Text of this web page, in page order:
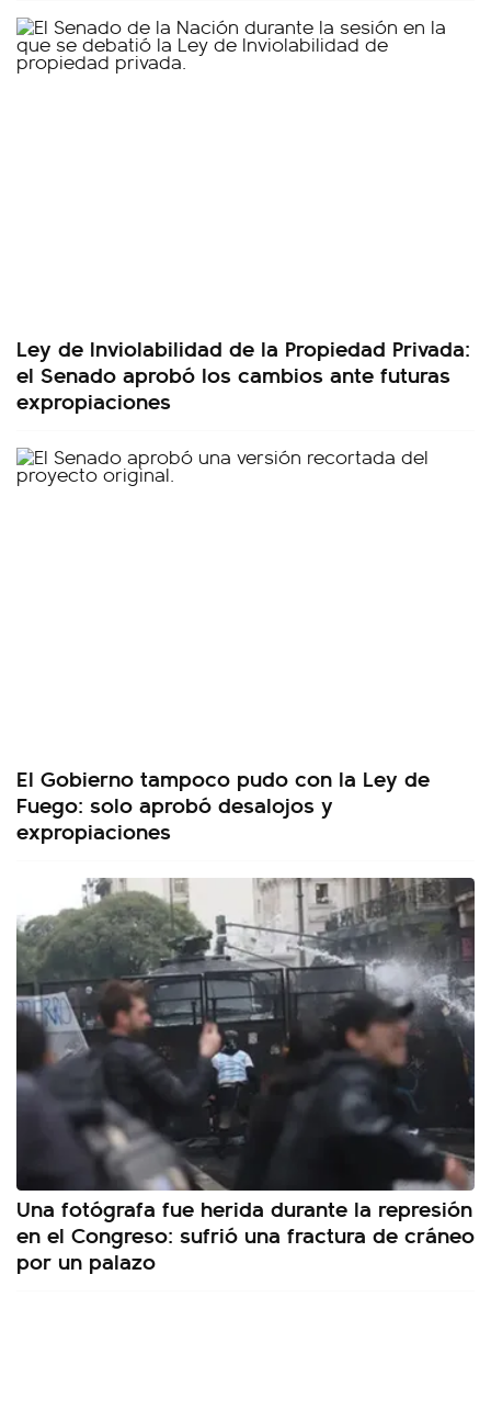
Ley de Inviolabilidad de la Propiedad Privada:
el Senado aprobó los cambios ante futuras
expropiaciones
El Gobierno tampoco pudo con la Ley de
Fuego: solo aprobó desalojos y
expropiaciones
Una fotógrafa fue herida durante la represión
en el Congreso: sufrió una fractura de cráneo
por un palazo